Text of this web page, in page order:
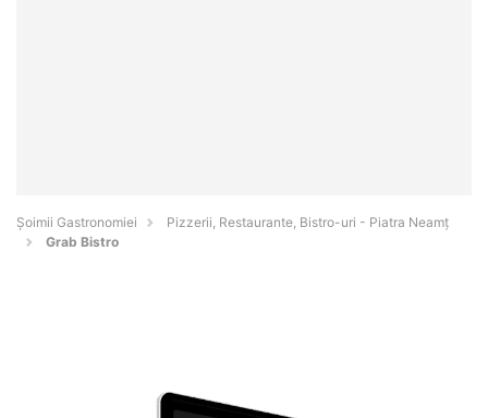
Șoimii Gastronomiei
Pizzerii, Restaurante, Bistro-uri - Piatra Neamţ
Grab Bistro